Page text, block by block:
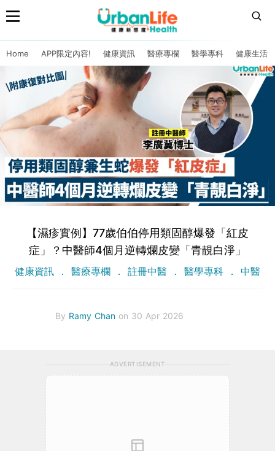
Home APP限定內容! 健康資訊 醫療專欄 醫學專科 健康生活
【濕疹實例】77歲伯伯停用類固醇爆發「紅皮
症」？中醫師4個月逆轉爛皮變「青靚白淨」
健康資訊 醫療專欄 註冊中醫 醫學專科 中醫
By Ramy Chan on 30 Apr 2026
ADVERTISEMENT